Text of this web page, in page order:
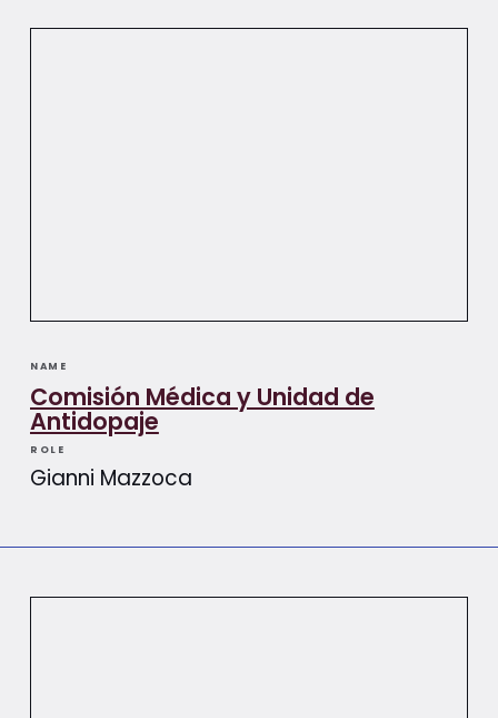
NAME
Comisión Médica y Unidad de
Antidopaje
ROLE
Gianni Mazzoca